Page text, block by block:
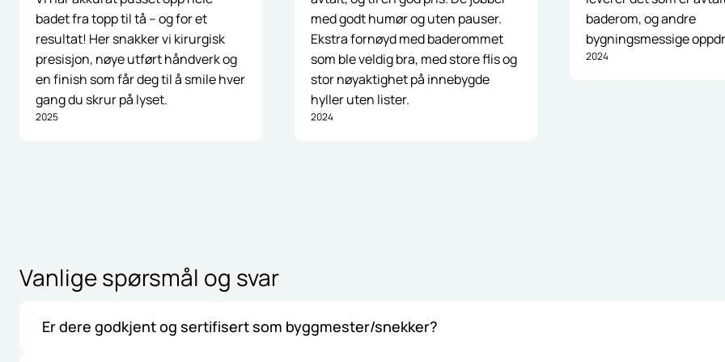
badet fra topp til tå – og for et
resultat! Her snakker vi kirurgisk
presisjon, nøye utført håndverk og
en finish som får deg til å smile hver
gang du skrur på lyset.
2025
med godt humør og uten pauser.
Ekstra fornøyd med baderommet
som ble veldig bra, med store flis og
stor nøyaktighet på innebygde
hyller uten lister.
2024
baderom, og andre
bygningsmessige
2024
Vanlige spørsmål og svar
Er dere godkjent og sertifisert som byggmester/snekker?